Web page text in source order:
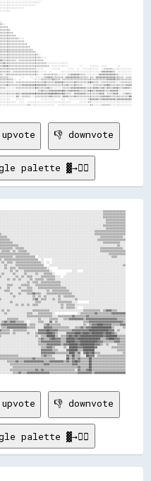
░░░░░░░░░░░░        ░░      ░░░░░░  ░░░░        ░░
░░░░░░      ░░░░  ░░  ░░░░░░░░░░░░  ░░▒▒▒▒▒▒░░░░░░░░░░░░░░
░░      ░░░░░░░░░░░░░░░░░░░░░░░░░░░░░░▓▓▓▓▓▓▓▓▒▒  ░░░░░░░░░░
░░    ░░  ░░░░░░▒▒▓▓▓▓▒▒▒▒▒▒▒▒░░▓▓▓▓▓▓▓▓▓▓▒▒▒▒▒▒░░▒▒░░▓▓▓▓▓▓▓▓▓▓▓▓▓▓▒▒▒▒▒▒░░▒▒▒▒
░░        ░░░░░░▒▒▒▒▒▒▒▒▓▓▒▒▒▒░░▒▒▒▒▒▒▒▒▒▒▒▒▒▒▒▒▒▒▒▒▒▒▒▒▒▒▒▒▒▒▒▒▓▓▓▓▓▓▒▒▒▒▒▒▒▒▒▒▒▒
░░░░░░            ░░░░░░░░░░    ░░░░  ░░░░░░░░░░░░░░▒▒▓▓▓▓▓▓▒▒▓▓▓▓▓▓▓▓▓▓▒▒▓▓▓▓▓▓▓▓▓▓
░░░░  ░░░░░░░░░░░░░░░░░░░░░░░░░░░░░░░░      ░░░░░░▒▒░░░░░░░░░░░░░░░░░░░░░░░░░░░░░░
👎 downvote
palette ▓→✊🏽
👎 downvote
palette ▓→✊🏽